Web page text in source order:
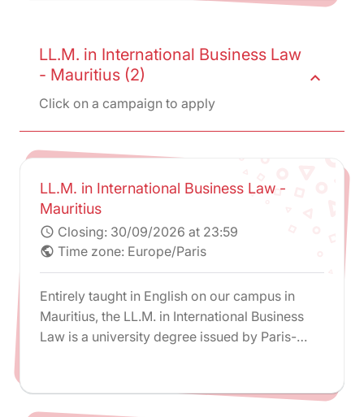
LL.M. in International Business Law
- Mauritius (2)
Click on a campaign to apply
expand_less
LL.M. in International Business Law -
Mauritius
schedule Closing: 30/09/2026 at 23:59
public Time zone: Europe/Paris
Entirely taught in English on our campus in
Mauritius, the LL.M. in International Business
Law is a university degree issued by Paris-